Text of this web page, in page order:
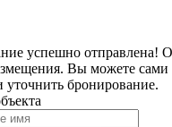
успешно отправлена!
Вы можете сами
уточнить бронирование.